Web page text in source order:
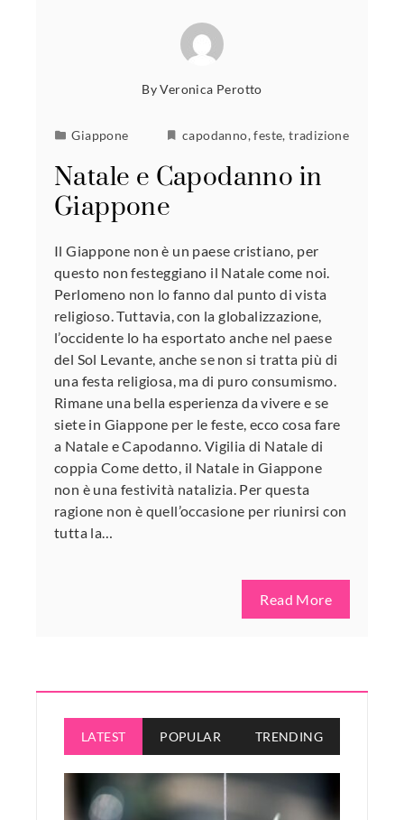
ByVeronica Perotto
Giappone capodanno,feste,tradizione
Natale e Capodanno in
Giappone
Il Giappone non è un paese cristiano, per
questo non festeggiano il Natale come noi.
Perlomeno non lo fanno dal punto di vista
religioso. Tuttavia, con la globalizzazione,
l’occidente lo ha esportato anche nel paese
del Sol Levante, anche se non si tratta più di
una festa religiosa, ma di puro consumismo.
Rimane una bella esperienza da vivere e se
siete in Giappone per le feste, ecco cosa fare
a Natale e Capodanno. Vigilia di Natale di
coppia Come detto, il Natale in Giappone
non è una festività natalizia. Per questa
ragione non è quell’occasione per riunirsi con
tutta la…
Read More
LATEST POPULAR TRENDING